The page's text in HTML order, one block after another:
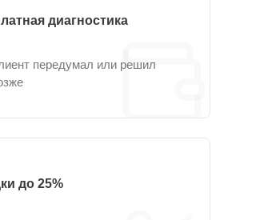
диагностика
передумал или решил
до 25%